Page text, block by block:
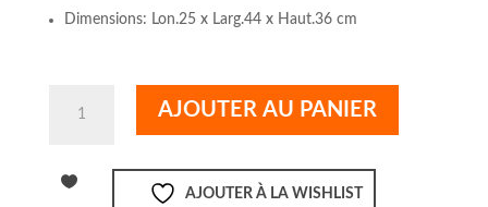
Dimensions: Lon.25 x Larg.44 x Haut.36 cm
AJOUTER AU PANIER
AJOUTER À LA WISHLIST